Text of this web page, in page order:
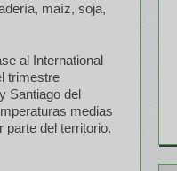
maíz, soja,
al International
trimestre
Santiago del
medias
parte del territorio.